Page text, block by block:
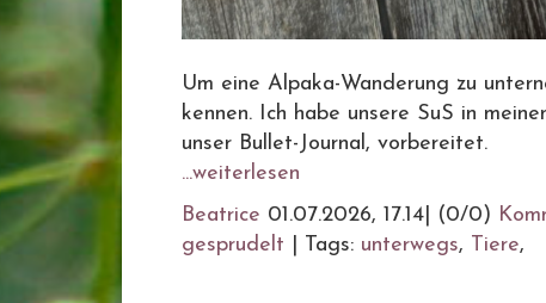
Um eine Alpaka-Wanderung zu
kennen. Ich habe unsere SuS in
unser Bullet-Journal, vorbereitet.
...weiterlesen
Beatrice 01.07.2026, 17.14 (0/0)
gesprudelt
Tags: unterwegs, Tiere,